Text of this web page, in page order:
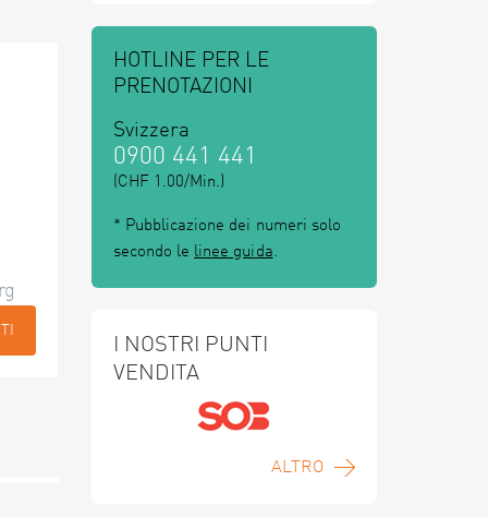
HOTLINE PER LE
PRENOTAZIONI
Svizzera
0900 441 441
(CHF 1.00/Min.)
* Pubblicazione dei numeri solo
secondo le linee guida.
I NOSTRI PUNTI
VENDITA
ALTRO